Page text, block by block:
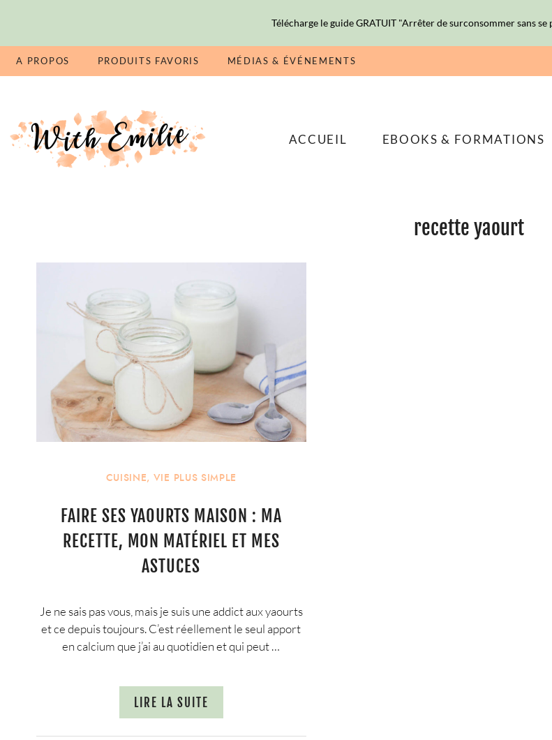
A PROPOS PRODUITS FAVORIS MÉDIAS & ÉVÉNEMENTS
ACCUEIL EBOOKS & FORMATIONS
recette yaourt
CUISINE, VIE PLUS SIMPLE
FAIRE SES YAOURTS MAISON : MA
RECETTE, MON MATÉRIEL ET MES
ASTUCES
Je ne sais pas vous, mais je suis une addict aux yaourts
et ce depuis toujours. C’est réellement le seul apport
en calcium que j’ai au quotidien et qui peut …
LIRE LA SUITE
Télécharge le guide GRATUIT "Arrêter de surconsommer sans se